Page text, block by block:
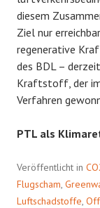
diesem
Ziel nur
regenerative
des BDL – derzeit
Kraftstoff, der
Verfahren
PTL als
Veröffentlicht in
Flugscham
Luftschadstoffe